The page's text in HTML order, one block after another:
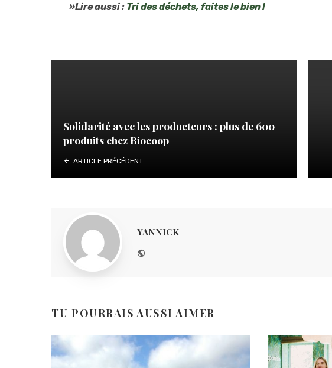
»Lire aussi : Tri des déchets, faites le bien !
Solidarité avec les producteurs : plus de 600
produits chez Biocoop
ARTICLE PRÉCÉDENT
YANNICK
TU POURRAIS AUSSI AIMER